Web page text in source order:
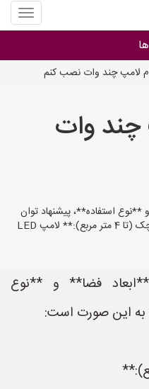
منوی
سایت
برقی
ها
لامپ چند وات نصب کنم
چند وات
استفاده**، پیشنهاد توان
لامپ به این صورت است: 1. **حمام کوچک (تا 4 متر مربع):** لامپ LED
فضا** و **نوع
به این صورت است: